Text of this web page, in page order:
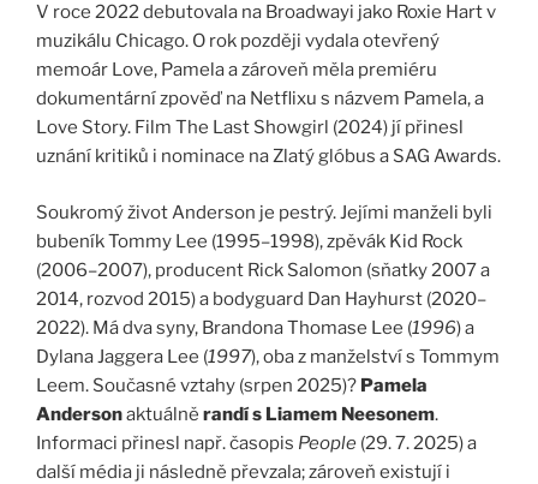
V roce 2022 debutovala na Broadwayi jako Roxie Hart v
muzikálu Chicago. O rok později vydala otevřený
memoár Love, Pamela a zároveň měla premiéru
dokumentární zpověď na Netflixu s názvem Pamela, a
Love Story. Film The Last Showgirl (2024) jí přinesl
uznání kritiků i nominace na Zlatý glóbus a SAG Awards.
Soukromý život Anderson je pestrý. Jejími manželi byli
bubeník Tommy Lee (1995–1998), zpěvák Kid Rock
(2006–2007), producent Rick Salomon (sňatky 2007 a
2014, rozvod 2015) a bodyguard Dan Hayhurst (2020–
2022). Má dva syny, Brandona Thomase Lee (1996) a
Dylana Jaggera Lee (1997), oba z manželství s Tommym
Leem. Současné vztahy (srpen 2025)? Pamela
Andersonaktuálně randí s Liamem Neesonem.
Informaci přinesl např. časopis People (29. 7. 2025) a
další média ji následně převzala; zároveň existují i